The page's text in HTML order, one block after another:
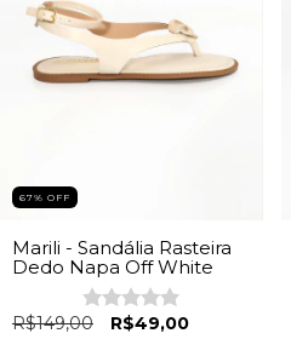
67% OFF
Marili - Sandália Rasteira
Dedo Napa Off White
R$149,00
R$49,00